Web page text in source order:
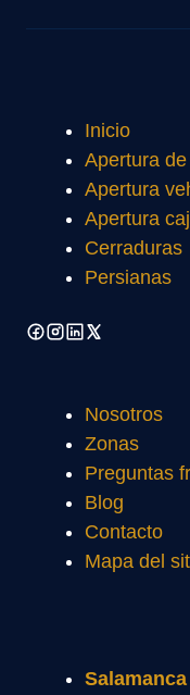
Inicio
Apertura
Apertura
Apertura
Cerraduras
Persianas
Nosotros
Zonas
Preguntas
Blog
Contacto
Mapa del
Salamanca